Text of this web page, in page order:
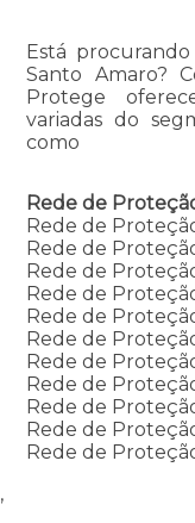
Está
Santo Amaro?
Protege
variadas do
como
Rede de
Rede de
Rede de
Rede de
Rede de
Rede de
Rede de
Rede de
Rede de
Rede de
Rede de
Rede de
,